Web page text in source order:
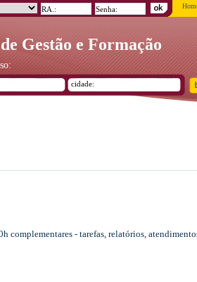
Gestão e Formação
complementares - tarefas, relatórios,